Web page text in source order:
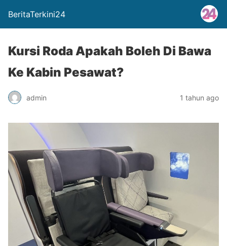
BeritaTerkini24
Kursi Roda Apakah Boleh Di Bawa
Ke Kabin Pesawat?
admin 1 tahun ago